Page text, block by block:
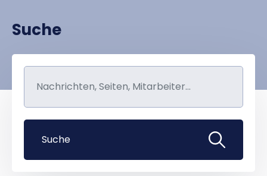
Suche
Suche